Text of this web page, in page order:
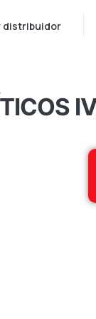
distribuidor